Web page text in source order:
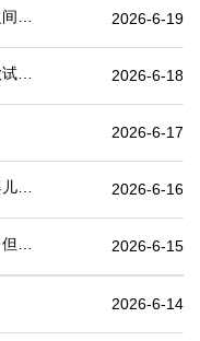
2026-6-19
2026-6-18
2026-6-17
2026-6-16
2026-6-15
2026-6-14